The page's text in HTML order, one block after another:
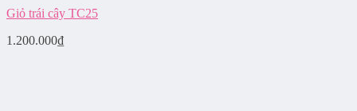
Giỏ trái cây TC25
1.200.000₫